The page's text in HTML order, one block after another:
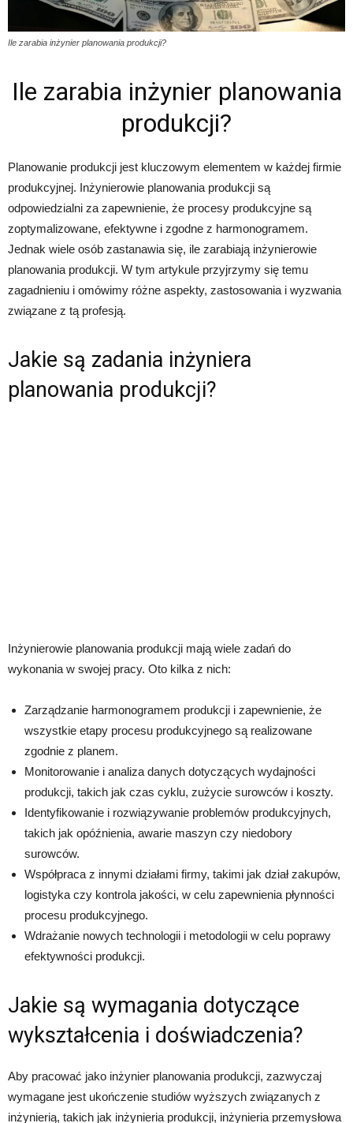
Ile zarabia inżynier planowania produkcji?
Ile zarabia inżynier planowania
produkcji?
Planowanie produkcji jest kluczowym elementem w każdej firmie
produkcyjnej. Inżynierowie planowania produkcji są
odpowiedzialni za zapewnienie, że procesy produkcyjne są
zoptymalizowane, efektywne i zgodne z harmonogramem.
Jednak wiele osób zastanawia się, ile zarabiają inżynierowie
planowania produkcji. W tym artykule przyjrzymy się temu
zagadnieniu i omówimy różne aspekty, zastosowania i wyzwania
związane z tą profesją.
Jakie są zadania inżyniera
planowania produkcji?
Inżynierowie planowania produkcji mają wiele zadań do
wykonania w swojej pracy. Oto kilka z nich:
Zarządzanie harmonogramem produkcji i zapewnienie, że
wszystkie etapy procesu produkcyjnego są realizowane
zgodnie z planem.
Monitorowanie i analiza danych dotyczących wydajności
produkcji, takich jak czas cyklu, zużycie surowców i koszty.
Identyfikowanie i rozwiązywanie problemów produkcyjnych,
takich jak opóźnienia, awarie maszyn czy niedobory
surowców.
Współpraca z innymi działami firmy, takimi jak dział zakupów,
logistyka czy kontrola jakości, w celu zapewnienia płynności
procesu produkcyjnego.
Wdrażanie nowych technologii i metodologii w celu poprawy
efektywności produkcji.
Jakie są wymagania dotyczące
wykształcenia i doświadczenia?
Aby pracować jako inżynier planowania produkcji, zazwyczaj
wymagane jest ukończenie studiów wyższych związanych z
inżynierią, takich jak inżynieria produkcji, inżynieria przemysłowa